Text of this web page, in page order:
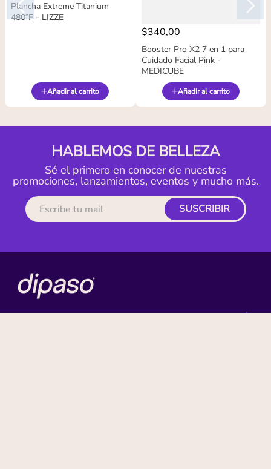
Plancha Extreme Titanium
480°F - LIZZE
Añadir al carrito
$340,00
Booster Pro X2 7 en 1 para
Cuidado Facial Pink -
MEDICUBE
Añadir al carrito
HABLEMOS DE BELLEZA
Sé el primero en conocer de nuestras
promociones, lanzamientos, eventos y mucho más.
SUSCRIBIR
MI CUENTA